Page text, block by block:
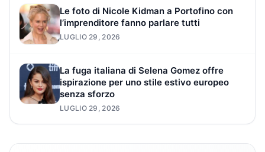
Le foto di Nicole Kidman a Portofino con
l’imprenditore fanno parlare tutti
LUGLIO 29, 2026
La fuga italiana di Selena Gomez offre
ispirazione per uno stile estivo europeo
senza sforzo
LUGLIO 29, 2026